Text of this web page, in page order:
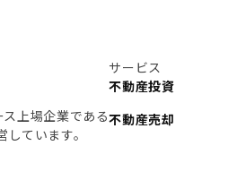
上場企業である
ています。
サービス
不動産投資
不動産売却